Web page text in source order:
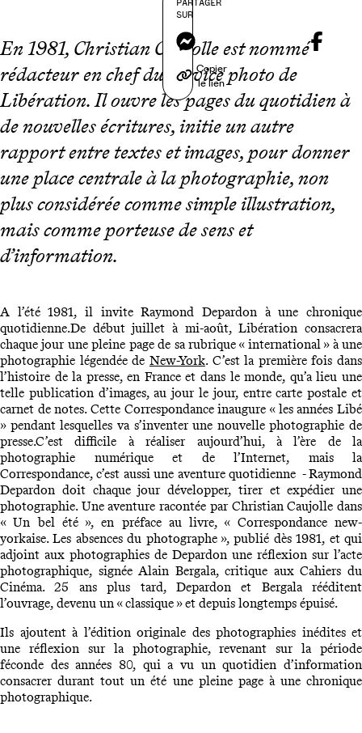
SUR
Messenger
Copier
le lien
En 1981, Christian Caujolle est nommé
rédacteur en chef du service photo de
Libération. Il ouvre les pages du quotidien à
de nouvelles écritures, initie un autre
rapport entre textes et images, pour donner
une place centrale à la photographie, non
plus considérée comme simple illustration,
mais comme porteuse de sens et
d’information.
A l’été 1981, il invite Raymond Depardon à une chronique
quotidienne.De début juillet à mi-août, Libération consacrera
chaque jour une pleine page de sa rubrique « international » à une
photographie légendée de New-York. C’est la première fois dans
l’histoire de la presse, en France et dans le monde, qu’a lieu une
telle publication d’images, au jour le jour, entre carte postale et
carnet de notes. Cette Correspondance inaugure « les années Libé
» pendant lesquelles va s’inventer une nouvelle photographie de
presse.C’est difficile à réaliser aujourd’hui, à l’ère de la
photographie numérique et de l’Internet, mais la
Correspondance, c’est aussi une aventure quotidienne - Raymond
Depardon doit chaque jour développer, tirer et expédier une
photographie. Une aventure racontée par Christian Caujolle dans
« Un bel été », en préface au livre, « Correspondance new-
yorkaise. Les absences du photographe », publié dès 1981, et qui
adjoint aux photographies de Depardon une réflexion sur l’acte
photographique, signée Alain Bergala, critique aux Cahiers du
Cinéma. 25 ans plus tard, Depardon et Bergala rééditent
l’ouvrage, devenu un « classique » et depuis longtemps épuisé.
Ils ajoutent à l’édition originale des photographies inédites et
une réflexion sur la photographie, revenant sur la période
féconde des années 80, qui a vu un quotidien d’information
consacrer durant tout un été une pleine page à une chronique
photographique.